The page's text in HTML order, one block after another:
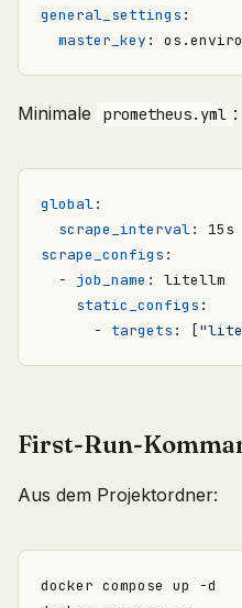
general_settings :
master_key :
Minimale prometheus.yml :
global:
scrape_interval:
15s
scrape_configs :
- job_name :
litellm
static_configs :
- targets : [
First-Run-
Aus dem Projektordner: